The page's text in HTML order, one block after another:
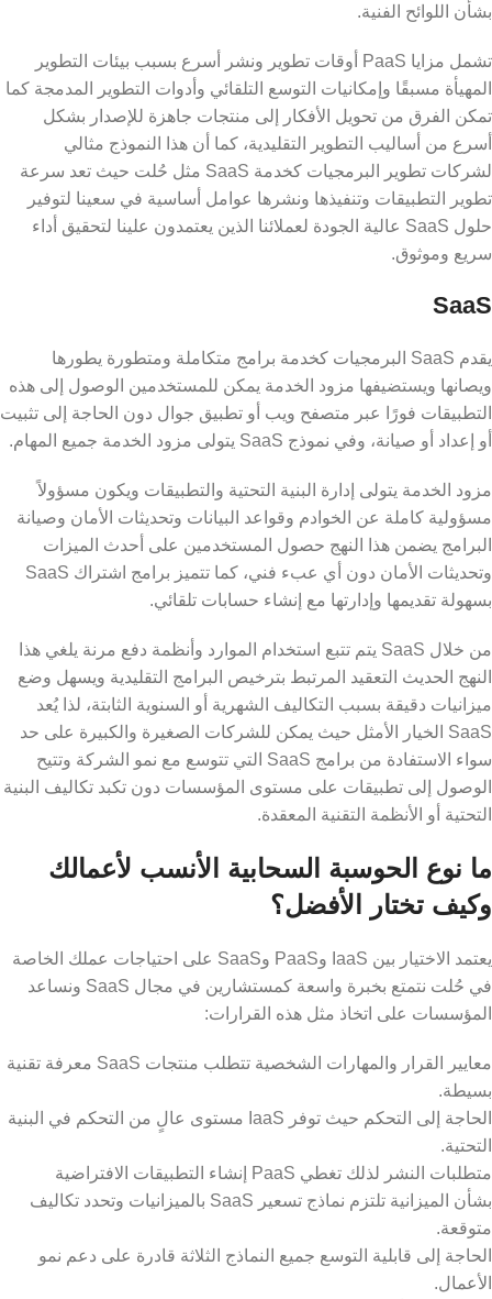
بشأن اللوائح الفنية.
تشمل مزايا PaaS أوقات تطوير ونشر أسرع بسبب بيئات التطوير
المهيأة مسبقًا وإمكانيات التوسع التلقائي وأدوات التطوير المدمجة كما
تمكن الفرق من تحويل الأفكار إلى منتجات جاهزة للإصدار بشكل
أسرع من أساليب التطوير التقليدية، كما أن هذا النموذج مثالي
لشركات تطوير البرمجيات كخدمة SaaS مثل حُلت حيث تعد سرعة
تطوير التطبيقات وتنفيذها ونشرها عوامل أساسية في سعينا لتوفير
حلول SaaS عالية الجودة لعملائنا الذين يعتمدون علينا لتحقيق أداء
سريع وموثوق.
SaaS
يقدم SaaS البرمجيات كخدمة برامج متكاملة ومتطورة يطورها
ويصانها ويستضيفها مزود الخدمة يمكن للمستخدمين الوصول إلى هذه
التطبيقات فورًا عبر متصفح ويب أو تطبيق جوال دون الحاجة إلى تثبيت
أو إعداد أو صيانة، وفي نموذج SaaS يتولى مزود الخدمة جميع المهام.
مزود الخدمة يتولى إدارة البنية التحتية والتطبيقات ويكون مسؤولاً
مسؤولية كاملة عن الخوادم وقواعد البيانات وتحديثات الأمان وصيانة
البرامج يضمن هذا النهج حصول المستخدمين على أحدث الميزات
وتحديثات الأمان دون أي عبء فني، كما تتميز برامج اشتراك SaaS
بسهولة تقديمها وإدارتها مع إنشاء حسابات تلقائي.
من خلال SaaS يتم تتبع استخدام الموارد وأنظمة دفع مرنة يلغي هذا
النهج الحديث التعقيد المرتبط بترخيص البرامج التقليدية ويسهل وضع
ميزانيات دقيقة بسبب التكاليف الشهرية أو السنوية الثابتة، لذا يُعد
SaaS الخيار الأمثل حيث يمكن للشركات الصغيرة والكبيرة على حد
سواء الاستفادة من برامج SaaS التي تتوسع مع نمو الشركة وتتيح
الوصول إلى تطبيقات على مستوى المؤسسات دون تكبد تكاليف البنية
التحتية أو الأنظمة التقنية المعقدة.
ما نوع الحوسبة السحابية الأنسب لأعمالك
وكيف تختار الأفضل؟
يعتمد الاختيار بين IaaS وPaaS وSaaS على احتياجات عملك الخاصة
في حُلت نتمتع بخبرة واسعة كمستشارين في مجال SaaS ونساعد
المؤسسات على اتخاذ مثل هذه القرارات:
معايير القرار والمهارات الشخصية تتطلب منتجات SaaS معرفة تقنية
بسيطة.
الحاجة إلى التحكم حيث توفر IaaS مستوى عالٍ من التحكم في البنية
التحتية.
متطلبات النشر لذلك تغطي PaaS إنشاء التطبيقات الافتراضية
بشأن الميزانية تلتزم نماذج تسعير SaaS بالميزانيات وتحدد تكاليف
متوقعة.
الحاجة إلى قابلية التوسع جميع النماذج الثلاثة قادرة على دعم نمو
الأعمال.